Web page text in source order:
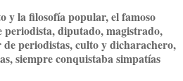
y la filosofía popular, el famoso
periodista, diputado, magistrado,
periodistas, culto y dicharachero,
siempre conquistaba simpatías